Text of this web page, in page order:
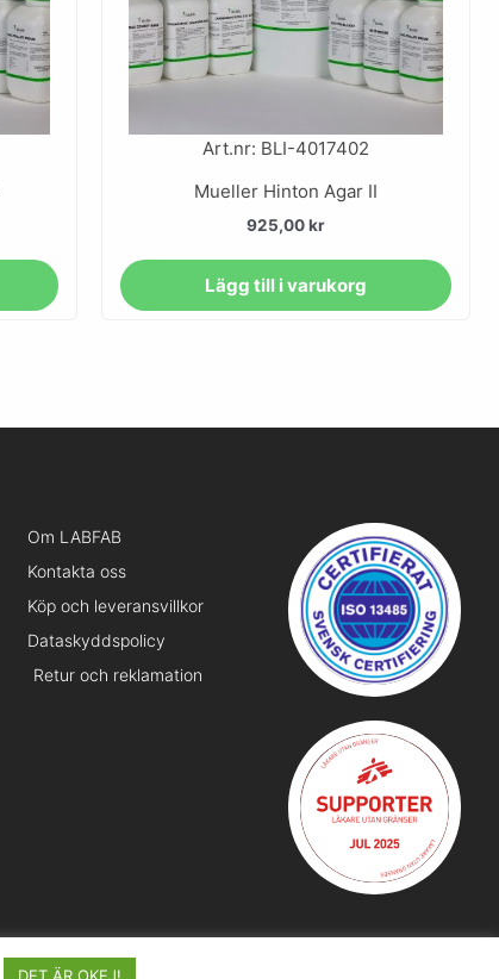
Art.nr: BLI-4017402
Mueller Hinton Agar II
925,00kr
Lägg till i varukorg
Om LABFAB
Kontakta oss
Köp och leveransvillkor
Dataskyddspolicy
Retur och reklamation